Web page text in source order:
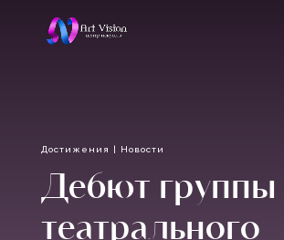
Достижения | Новости
Дебют группы
театрального